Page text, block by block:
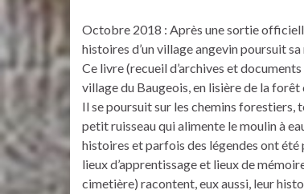
Octobre 2018 : Après une sortie
histoires d’un village angevin poursuit
Ce livre (recueil d’archives et
village du Baugeois, en lisière de la
Il se poursuit sur les chemins forestiers,
petit ruisseau qui alimente le moulin à
histoires et parfois des légendes ont été
lieux d’apprentissage et lieux de
cimetière) racontent, eux aussi, leur